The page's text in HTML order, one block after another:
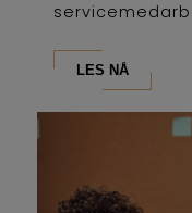
LES NÅ